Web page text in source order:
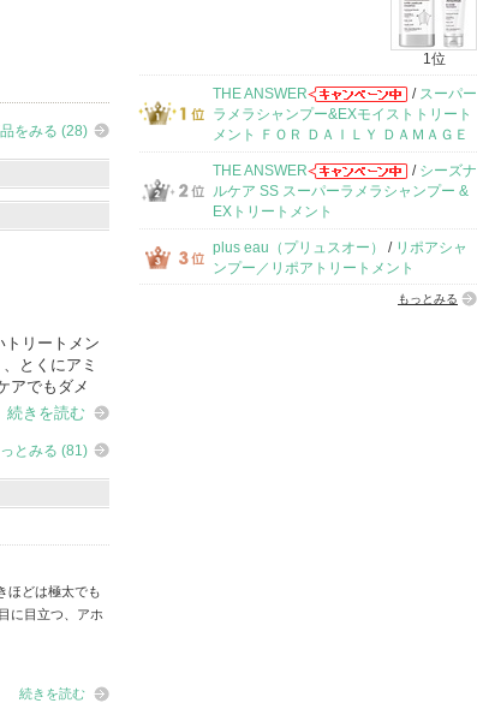
をみる (28)
トリートメン
とくにアミ
アでもダメ
続きを読む
とみる (81)
ほどは極太でも
に目立つ、アホ
続きを読む
1位
THE ANSWER / スーパー
ラメラシャンプー&EXモイストトリート
メント ＦＯＲ ＤＡＩＬＹ ＤＡＭＡＧＥ
THE ANSWER / シーズナ
ルケア SS スーパーラメラシャンプー &
EXトリートメント
plus eau（プリュスオー） / リポアシャ
ンプー／リポアトリートメント
もっとみる